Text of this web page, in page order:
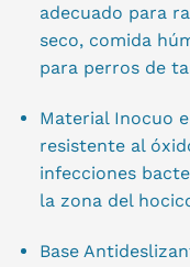
adecuado para
seco, comida
para perros de
Material Inocuo
resistente al
infecciones
la zona del
Base